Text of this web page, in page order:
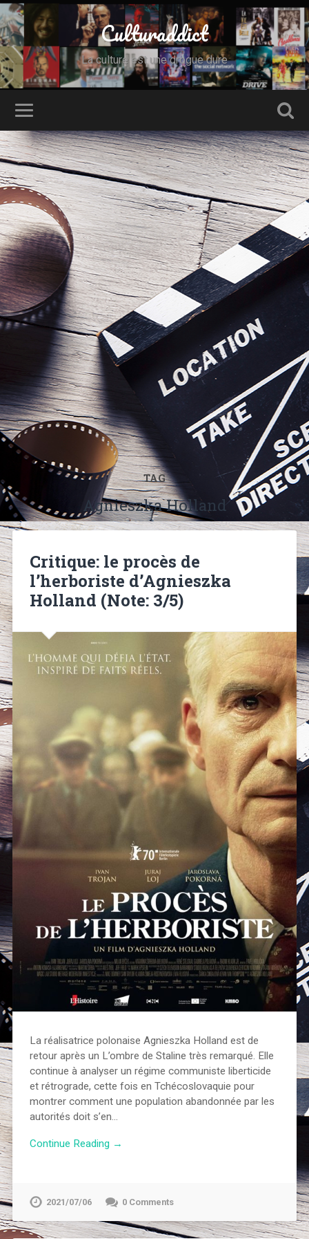
Culturaddict
La culture est une drogue dure
TAG
Agnieszka Holland
Critique: le procès de
l’herboriste d’Agnieszka
Holland (Note: 3/5)
La réalisatrice polonaise Agnieszka Holland est de
retour après un L’ombre de Staline très remarqué. Elle
continue à analyser un régime communiste liberticide
et rétrograde, cette fois en Tchécoslovaquie pour
montrer comment une population abandonnée par les
autorités doit s’en…
Continue Reading →
2021/07/06 0 Comments